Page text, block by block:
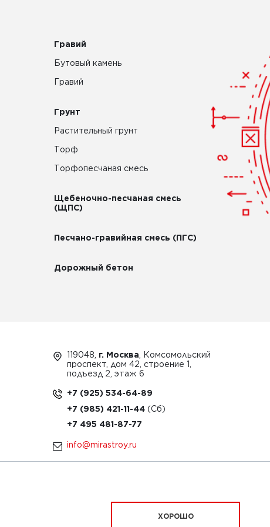
Гравий
Бутовый камень
Гравий
Грунт
Растительный грунт
Торф
Торфопесчаная смесь
Щебеночно-песчаная смесь
(ЩПС)
Песчано-гравийная смесь (ПГС)
Дорожный бетон
119048, г. Москва , Комсомольский
проспект, дом 42, строение 1,
подъезд 2, этаж 6
+7 (925) 534-64-89
+7 (985) 421-11-44
+7 495 481-87-77
info@mirastroy.ru
ХОРОШО